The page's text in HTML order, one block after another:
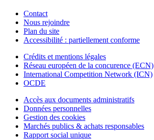
Contact
Nous rejoindre
Plan du site
Accessibilité : partiellement conforme
Crédits et mentions légales
Réseau européen de la concurence (ECN)
International Competition Network (ICN)
OCDE
Accès aux documents administratifs
Données personnelles
Gestion des cookies
Marchés publics & achats responsables
Rapport social unique